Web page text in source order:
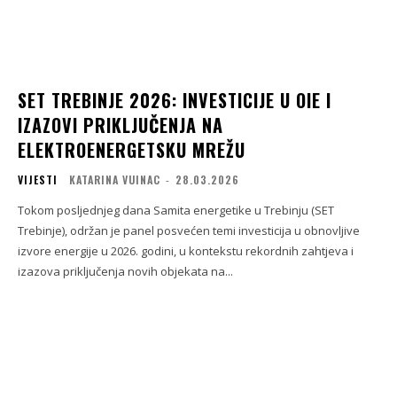
SET TREBINJE 2026: INVESTICIJE U OIE I
IZAZOVI PRIKLJUČENJA NA
ELEKTROENERGETSKU MREŽU
VIJESTI KATARINA VUINAC - 28.03.2026
Tokom posljednjeg dana Samita energetike u Trebinju (SET
Trebinje), održan je panel posvećen temi investicija u obnovljive
izvore energije u 2026. godini, u kontekstu rekordnih zahtjeva i
izazova priključenja novih objekata na...